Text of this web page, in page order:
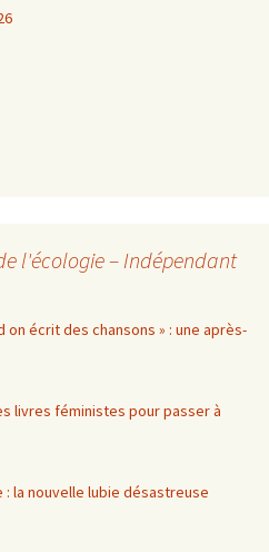
l'écologie – Indépendant
on écrit des chansons » : une après-
livres féministes pour passer à
la nouvelle lubie désastreuse